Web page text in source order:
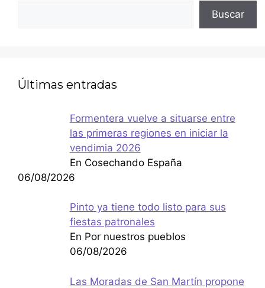
Buscar
Últimas entradas
Formentera vuelve a situarse entre
las primeras regiones en iniciar la
vendimia 2026
En Cosechando España
06/08/2026
Pinto ya tiene todo listo para sus
fiestas patronales
En Por nuestros pueblos
06/08/2026
Las Moradas de San Martín propone